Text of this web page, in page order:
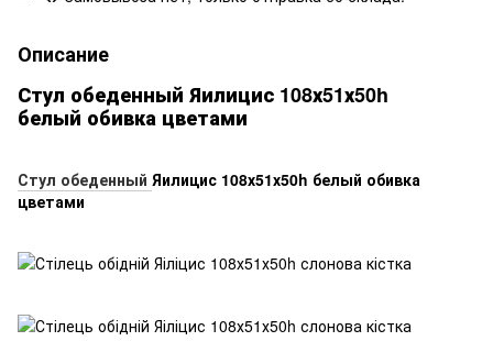
Описание
Стул обеденный Яилицис 108х51х50h
белый обивка цветами
Стул обеденный Яилицис 108х51х50h белый обивка
цветами